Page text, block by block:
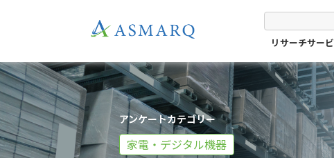
リサーチサー
アンケートカテゴリー
家電・デジタル機器